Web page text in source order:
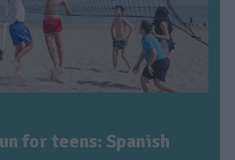
for teens: Spanish